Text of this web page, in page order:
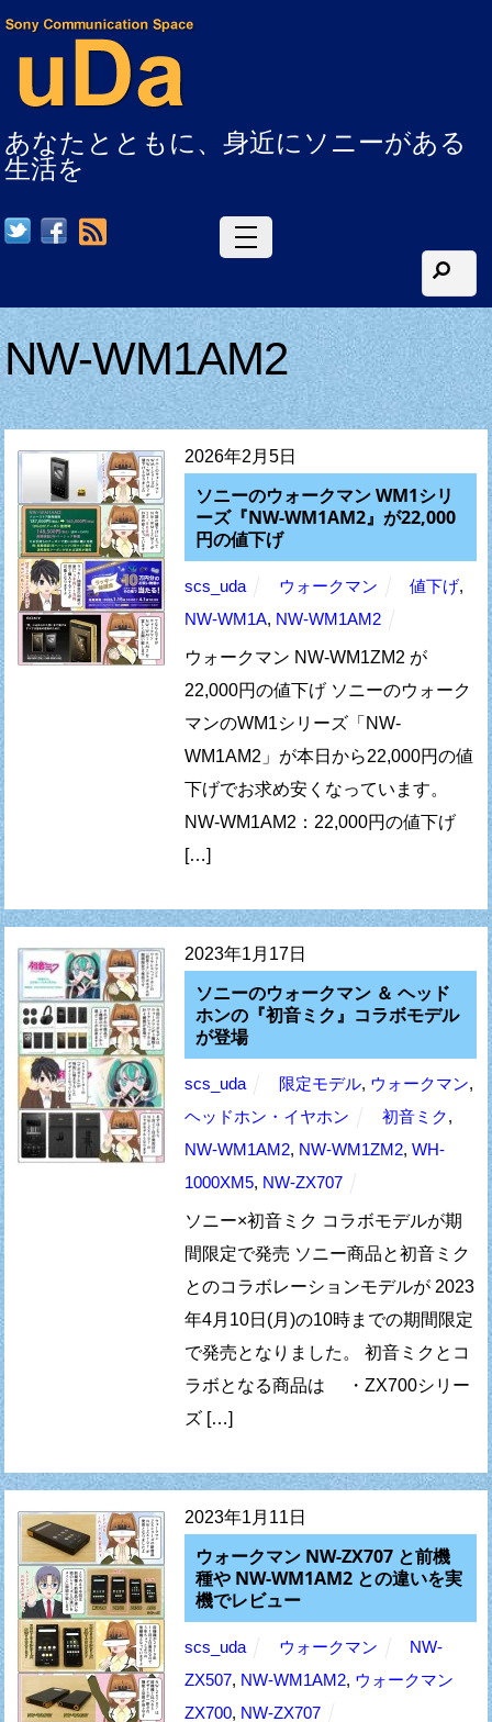
あなたとともに、身近にソニーがある
生活を
NW-WM1AM2
2026年2月5日
ソニーのウォークマン WM1シリ
ーズ『NW-WM1AM2』が22,000
円の値下げ
scs_uda ウォークマン 値下げ,
NW-WM1A, NW-WM1AM2
ウォークマン NW-WM1ZM2 が
22,000円の値下げ ソニーのウォーク
マンのWM1シリーズ「NW-
WM1AM2」が本日から22,000円の値
下げでお求め安くなっています。
NW-WM1AM2：22,000円の値下げ
[…]
2023年1月17日
ソニーのウォークマン ＆ ヘッド
ホンの『初音ミク』コラボモデル
が登場
scs_uda 限定モデル, ウォークマン,
ヘッドホン・イヤホン
初音ミク,
NW-WM1AM2, NW-WM1ZM2,WH-
1000XM5, NW-ZX707
ソニー×初音ミク コラボモデルが期
間限定で発売 ソニー商品と初音ミク
とのコラボレーションモデルが 2023
年4月10日(月)の10時までの期間限定
で発売となりました。 初音ミクとコ
ラボとなる商品は ・ZX700シリー
ズ […]
2023年1月11日
ウォークマン NW-ZX707 と前機
種や NW-WM1AM2 との違いを実
機でレビュー
scs_uda ウォークマン
NW-
ZX507, NW-WM1AM2, ウォークマン
ZX700, NW-ZX707